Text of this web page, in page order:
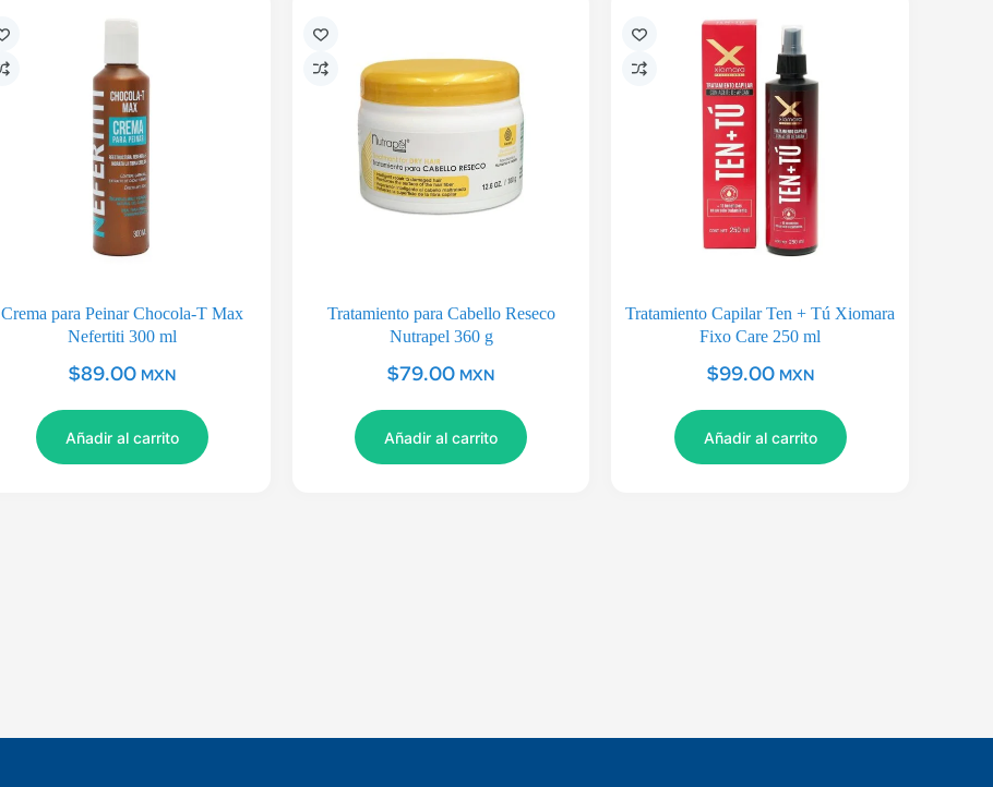
Crema para Peinar Chocola-T Max
Nefertiti 300 ml
$89.00 MXN
Añadir al carrito
Tratamiento para Cabello Reseco
Nutrapel 360 g
$79.00 MXN
Añadir al carrito
Tratamiento Capilar Ten + Tú Xiomara
Fixo Care 250 ml
$99.00 MXN
Añadir al carrito